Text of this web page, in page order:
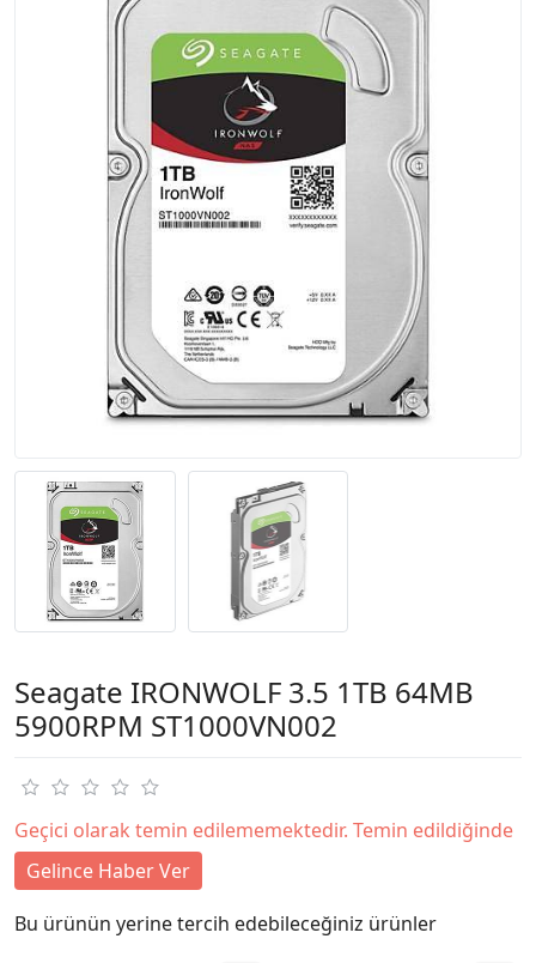
Seagate IRONWOLF 3.5 1TB 64MB
5900RPM ST1000VN002
Geçici olarak temin edilememektedir. Temin edildiğinde
Gelince Haber Ver
Bu ürünün yerine tercih edebileceğiniz ürünler